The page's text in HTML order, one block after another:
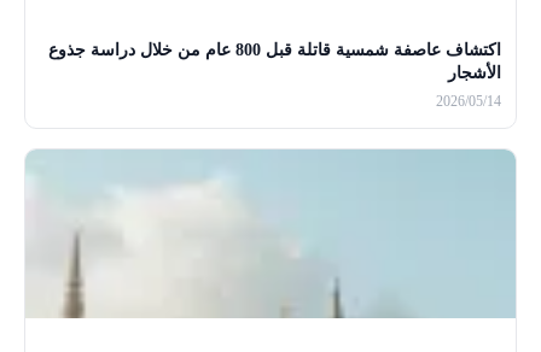
اكتشاف عاصفة شمسية قاتلة قبل 800 عام من خلال دراسة جذوع
الأشجار
2026/05/14